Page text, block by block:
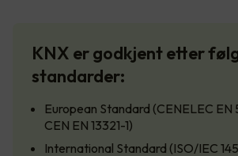
KNX er godkjent etter
standarder:
European Standard (CENELEC
CEN EN 13321-1)
International Standard (ISO/IEC